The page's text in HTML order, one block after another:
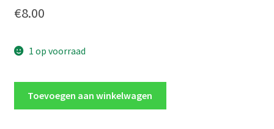
€8.00
1 op voorraad
Toevoegen aan winkelwagen